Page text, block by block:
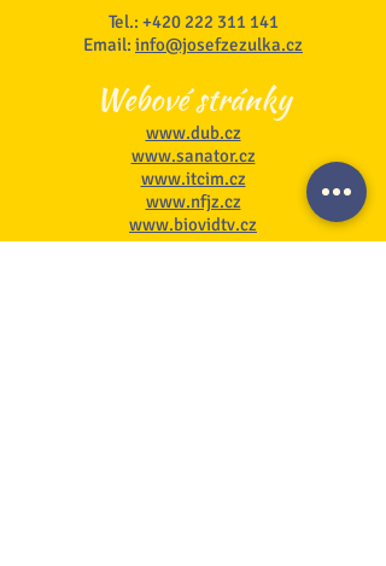
Tel.: +420 222 311 141
Email: info@josefzezulka.cz
Webové stránky
www.dub.cz
www.sanator.cz
www.itcim.cz
www.nfjz.cz
www.biovidtv.cz